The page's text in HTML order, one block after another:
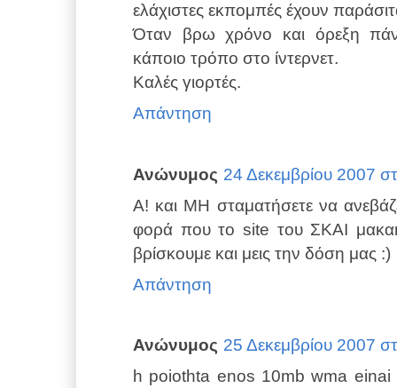
ελάχιστες εκπομπές έχουν
Όταν βρω χρόνο και όρεξη
κάποιο τρόπο στο ίντερνετ.
Καλές γιορτές.
Απάντηση
Ανώνυμος 24 Δεκεμβρίου 2007
Α! και ΜΗ σταματήσετε να
φορά που το site του ΣΚΑΙ
βρίσκουμε και μεις την δόση μας :)
Απάντηση
Ανώνυμος 25 Δεκεμβρίου 2007
h poiothta enos 10mb wma